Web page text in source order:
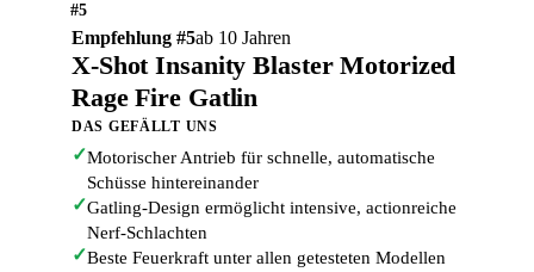
#5
Empfehlung #5ab 10 Jahren
X-Shot Insanity Blaster Motorized
Rage Fire Gatlin
DAS GEFÄLLT UNS
✓Motorischer Antrieb für schnelle, automatische
Schüsse hintereinander
✓Gatling-Design ermöglicht intensive, actionreiche
Nerf-Schlachten
✓Beste Feuerkraft unter allen getesteten Modellen